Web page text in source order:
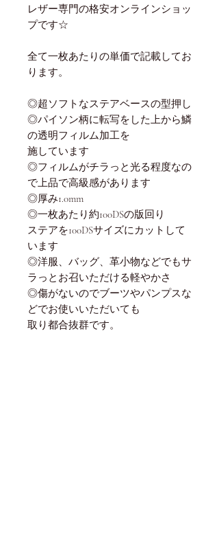
レザー専門の格安オンラインショッ
プです☆
全て一枚あたりの単価で記載してお
ります。
◎超ソフトなステアベースの型押し
◎パイソン柄に転写をした上から鱗
の透明フィルム加工を
施しています
◎フィルムがチラっと光る程度なの
で上品で高級感があります
◎厚み1.0mm
◎一枚あたり約100DSの版回り
ステアを100DSサイズにカットして
います
◎洋服、バッグ、革小物などでもサ
ラっとお召いただける軽やかさ
◎傷がないのでブーツやパンプスな
どでお使いいただいても
取り都合抜群です。